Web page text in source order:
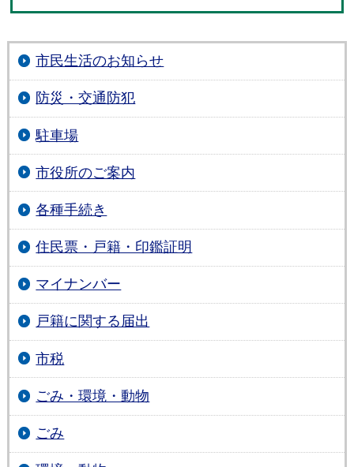
市民生活のお知らせ
防災・交通防犯
駐車場
市役所のご案内
各種手続き
住民票・戸籍・印鑑証明
マイナンバー
戸籍に関する届出
市税
ごみ・環境・動物
ごみ